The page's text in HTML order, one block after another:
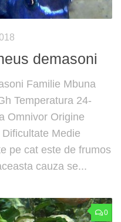
demasoni
Familie Mbuna
Temperatura 24-
Omnivor Origine
Medie
pe cat este de frumos
cauza se...
0